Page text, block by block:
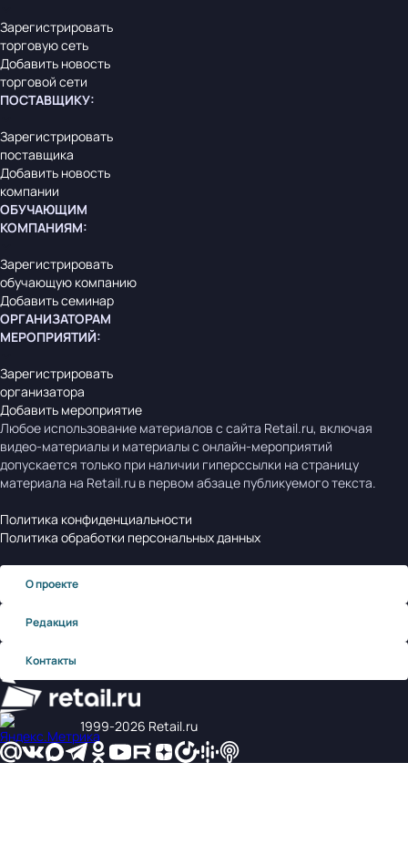
Зарегистрировать
торговую сеть
Добавить новость
торговой сети
ПОСТАВЩИКУ:
Зарегистрировать
поставщика
Добавить новость
компании
ОБУЧАЮЩИМ
КОМПАНИЯМ:
Зарегистрировать
обучающую компанию
Добавить семинар
ОРГАНИЗАТОРАМ
МЕРОПРИЯТИЙ:
Зарегистрировать
организатора
Добавить мероприятие
Любое использование материалов с сайта Retail.ru, включая
видео-материалы и материалы с онлайн-мероприятий
допускается только при наличии гиперссылки на страницу
материала на Retail.ru в первом абзаце публикуемого текста.
Политика конфиденциальности
Политика обработки персональных данных
О проекте
Редакция
Контакты
1999‑2026 Retail.ru